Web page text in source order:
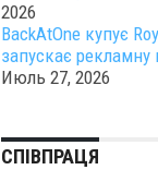
2026
BackAtOne купує
запускає
Июль 27, 2026
СПІВПРАЦЯ